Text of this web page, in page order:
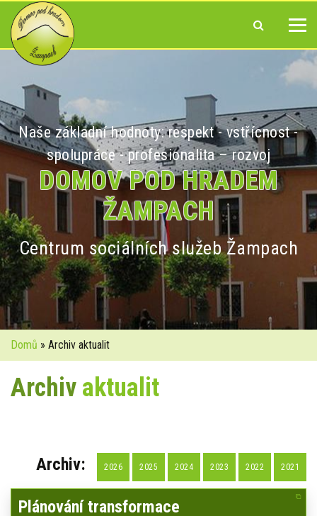
Naše základní hodnoty: respekt - vstřícnost -
spolupráce - profesionalita – rozvoj
DOMOV POD HRADEM
ŽAMPACH
Centrum sociálních služeb Žampach
Domů » Archiv aktualit
Archiv aktualit
Archiv: 2026 2025 2024 2023 2022 2021
Plánování transformace